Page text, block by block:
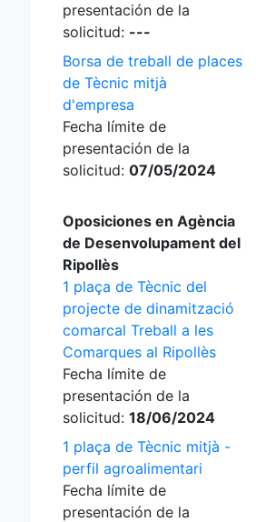
presentación de la
solicitud: ---
Borsa de treball de places
de Tècnic mitjà
d'empresa
Fecha límite de
presentación de la
solicitud: 07/05/2024
Oposiciones en Agència
de Desenvolupament del
Ripollès
1 plaça de Tècnic del
projecte de dinamització
comarcal Treball a les
Comarques al Ripollès
Fecha límite de
presentación de la
solicitud: 18/06/2024
1 plaça de Tècnic mitjà -
perfil agroalimentari
Fecha límite de
presentación de la